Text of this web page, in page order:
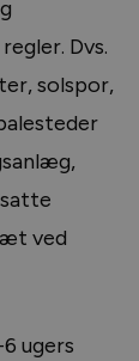
Dvs.
solspor,
ved
ugers